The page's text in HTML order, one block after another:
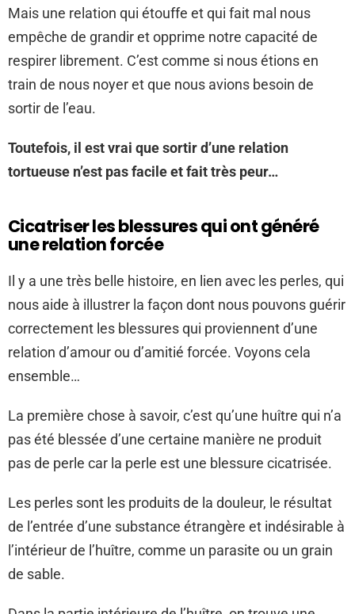
Mais une relation qui étouffe et qui fait mal nous
empêche de grandir et opprime notre capacité de
respirer librement. C’est comme si nous étions en
train de nous noyer et que nous avions besoin de
sortir de l’eau.
Toutefois, il est vrai que sortir d’une relation
tortueuse n’est pas facile et fait très peur…
Cicatriser les blessures qui ont généré
une relation forcée
Il y a une très belle histoire, en lien avec les perles, qui
nous aide à illustrer la façon dont nous pouvons guérir
correctement les blessures qui proviennent d’une
relation d’amour ou d’amitié forcée. Voyons cela
ensemble…
La première chose à savoir, c’est qu’une huître qui n’a
pas été blessée d’une certaine manière ne produit
pas de perle car la perle est une blessure cicatrisée.
Les perles sont les produits de la douleur, le résultat
de l’entrée d’une substance étrangère et indésirable à
l’intérieur de l’huître, comme un parasite ou un grain
de sable.